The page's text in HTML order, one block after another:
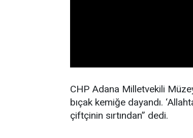
CHP Adana Milletvekili
bıçak kemiğe dayandı.
çiftçinin sırtından” dedi.